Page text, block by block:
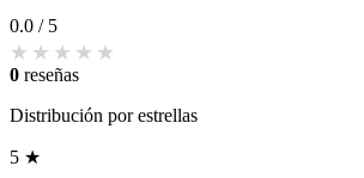
0.0 / 5
0 reseñas
Distribución por estrellas
5 ★